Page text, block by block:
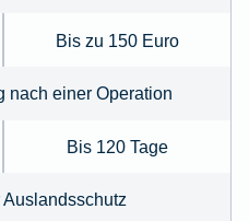
Bis zu 150 Euro
nach einer Operation
Bis 120 Tage